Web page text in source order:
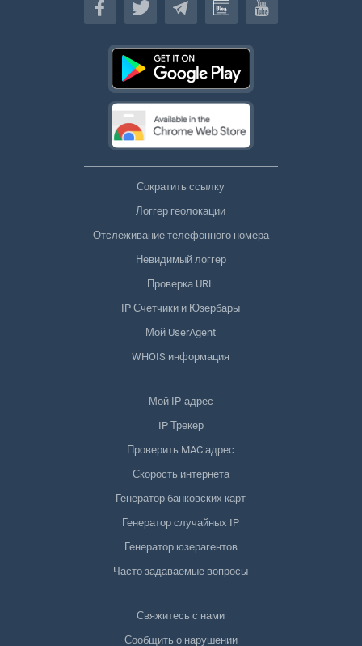
Сократить ссылку
Логгер геолокации
Отслеживание телефонного номера
Невидимый логгер
Проверка URL
IP Счетчики и Юзербары
Мой UserAgent
WHOIS информация
Мой IP-адрес
IP Трекер
Проверить MAC адрес
Скорость интернета
Генератор банковских карт
Генератор случайных IP
Генератор юзерагентов
Часто задаваемые вопросы
Свяжитесь с нами
Сообщить о нарушении